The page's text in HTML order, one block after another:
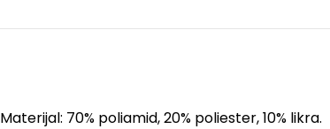
Materijal: 70% poliamid, 20% poliester, 10% likra.